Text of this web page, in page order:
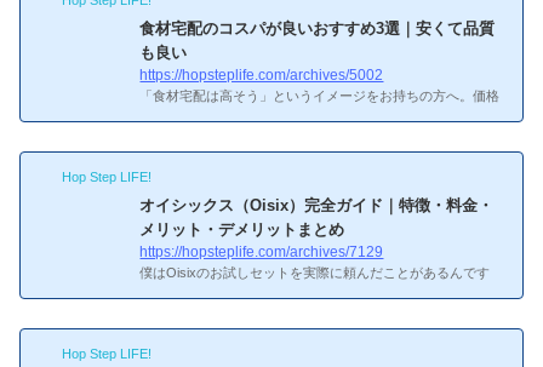
験。あー、おすすめ順番ってそう考えればいいのかおすすめ
順番1番目：ビオマルシェ（1,500円）最安のお試し。有機JA
S100%の野菜8〜9品。2番目：Oisix（1,980円）Kit Oisix含む
約10品。ミールキットの味と使い勝手を体験。3番目：らで
ぃっしゅぼーや（1...
食材宅配のコスパが良いおすすめ3選｜安くて品質
も良い
https://hopsteplife.com/archives/5002
「食材宅配は高そう」というイメージをお持ちの方へ。価格
詳しく知りたい！コスパの良い食材宅配おすすめ3選1. ショ
クブン：送料無料×毎日届く最強コスパショクブンは送料完
全無料で毎日届くため、コスパでは頭一つ抜けています。1
日あたり約1,000〜1,500円（2〜3人前）で、スーパーとほぼ
変わらない価格帯。東海エリア限定ですが、エリア内の方に
とっては最もお得な選択肢です。2. コープ自然派：生協なら
ではの手頃な...
Hop Step LIFE!
オイシックス（Oisix）完全ガイド｜特徴・料金・
メリット・デメリットまとめ
https://hopsteplife.com/archives/7129
僕はOisixのお試しセットを実際に頼んだことがあるんです
食材宅配サービスで、特にKit Oisix（ミールキット）は20分
で主菜＋副菜が完成するという手軽さ。この記事では、オイ
Hop Step LIFE!